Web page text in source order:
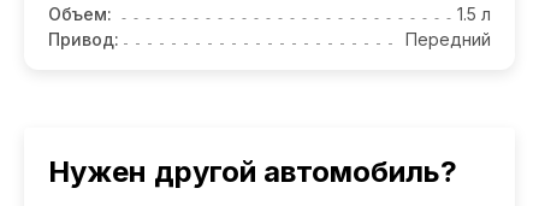
Объем:
1.5 л
Привод:
Передний
Нужен другой автомобиль?